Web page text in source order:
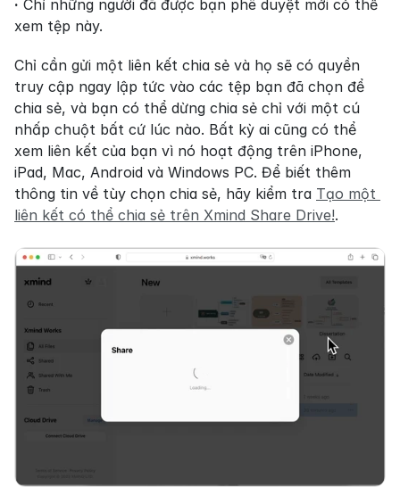
· Chỉ những người đã được bạn phê duyệt mới có thể
xem tệp này.
Chỉ cần gửi một liên kết chia sẻ và họ sẽ có quyền
truy cập ngay lập tức vào các tệp bạn đã chọn để
chia sẻ, và bạn có thể dừng chia sẻ chỉ với một cú
nhấp chuột bất cứ lúc nào. Bất kỳ ai cũng có thể
xem liên kết của bạn vì nó hoạt động trên iPhone,
iPad, Mac, Android và Windows PC. Để biết thêm
thông tin về tùy chọn chia sẻ, hãy kiểm tra Tạo một
liên kết có thể chia sẻ trên Xmind Share Drive!.